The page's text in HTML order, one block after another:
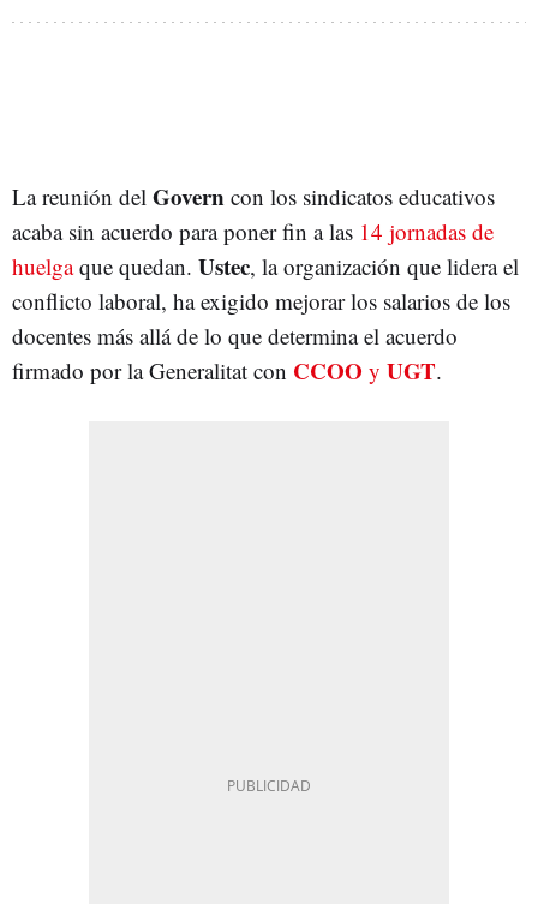
La reunión del Govern con los sindicatos educativos
acaba sin acuerdo para poner fin a las 14 jornadas de
huelgaque quedan. Ustec, la organización que lidera el
conflicto laboral, ha exigido mejorar los salarios de los
docentes más allá de lo que determina el acuerdo
firmado por la Generalitat con CCOO y UGT.